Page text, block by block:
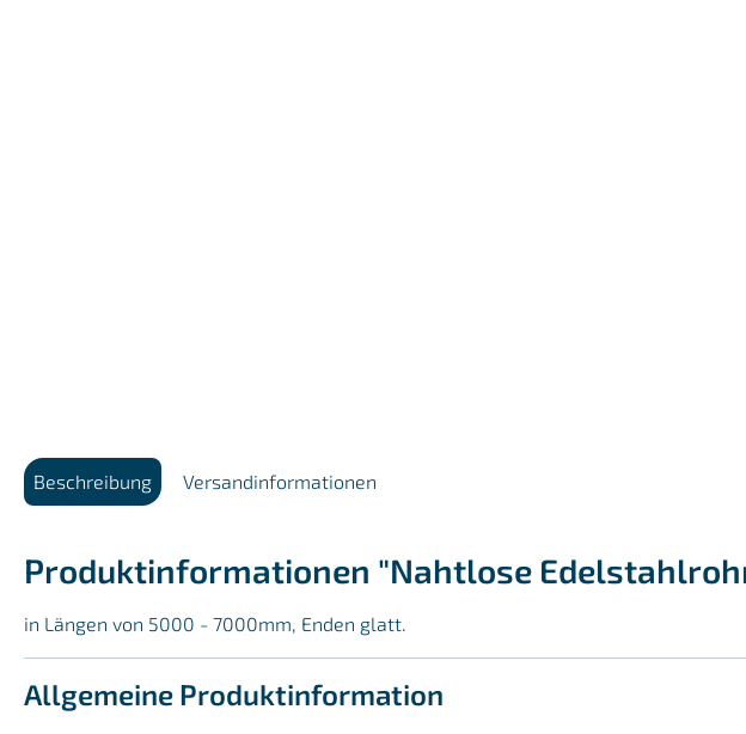
Beschreibung Versandinformationen
Produktinformationen "Nahtlose
in Längen von 5000 - 7000mm, Enden glatt.
Allgemeine Produktinformation